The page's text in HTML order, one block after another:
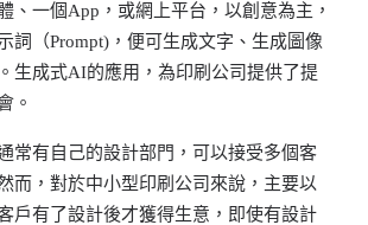
、一個App，或網上平台，以創意為主，
詞（Prompt)，便可生成文字、生成圖像
生成式AI的應用，為印刷公司提供了提
。
常有自己的設計部門，可以接受多個客
而，對於中小型印刷公司來說，主要以
戶有了設計後才獲得生意，即使有設計